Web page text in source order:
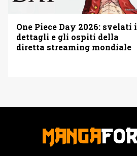
One Piece Day 2026: svelati i
dettagli e gli ospiti della
diretta streaming mondiale